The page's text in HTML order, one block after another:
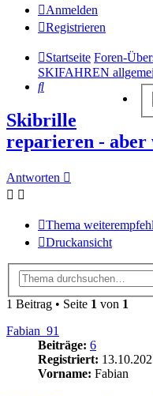
Anmelden
Registrieren
Startseite Foren-
SKIFAHREN
Suche
Skibrille
reparieren - aber
Antworten
Thema
Druckansicht
1 Beitrag • Seite 1 von 1
Fabian_91
Beiträge: 6
Registriert:
Vorname: Fabian